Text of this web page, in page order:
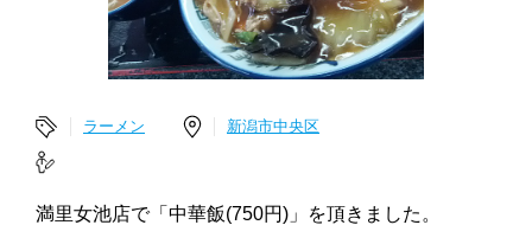
ラーメン 新潟市中央区
満里女池店で「中華飯(750円)」を頂きました。